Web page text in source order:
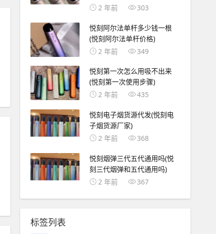
2 年前
303
悦刻阿尔法单杆多少钱一根
(悦刻阿尔法单杆价格)
2 年前
349
悦刻第一次怎么用吸不出来
(悦刻第一次使用步骤)
2 年前
435
悦刻电子烟货源代发(悦刻电
子烟货源厂家)
2 年前
368
悦刻烟弹三代五代通用吗(悦
刻三代烟弹和五代通用吗)
2 年前
367
标签列表